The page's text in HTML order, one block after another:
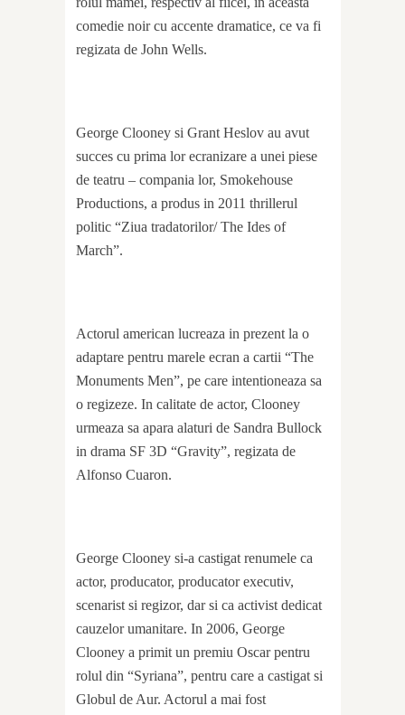
comedie noir cu accente dramatice, ce va fi
regizata de John Wells.
George Clooney si Grant Heslov au avut
succes cu prima lor ecranizare a unei piese
de teatru – compania lor, Smokehouse
Productions, a produs in 2011 thrillerul
politic “Ziua tradatorilor/ The Ides of
March”.
Actorul american lucreaza in prezent la o
adaptare pentru marele ecran a cartii “The
Monuments Men”, pe care intentioneaza sa
o regizeze. In calitate de actor, Clooney
urmeaza sa apara alaturi de Sandra Bullock
in drama SF 3D “Gravity”, regizata de
Alfonso Cuaron.
George Clooney si-a castigat renumele ca
actor, producator, producator executiv,
scenarist si regizor, dar si ca activist dedicat
cauzelor umanitare. In 2006, George
Clooney a primit un premiu Oscar pentru
rolul din “Syriana”, pentru care a castigat si
Globul de Aur. Actorul a mai fost